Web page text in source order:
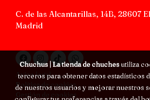
C. de las Alcantarillas, 14B, 28607
Madrid
Aviso legal
Política de cookies
Gestión de cookies
Chuchus | La tienda de chuchesutiliza
terceros para obtener datos estadísticos
de nuestros usuarios y mejorar nuestros